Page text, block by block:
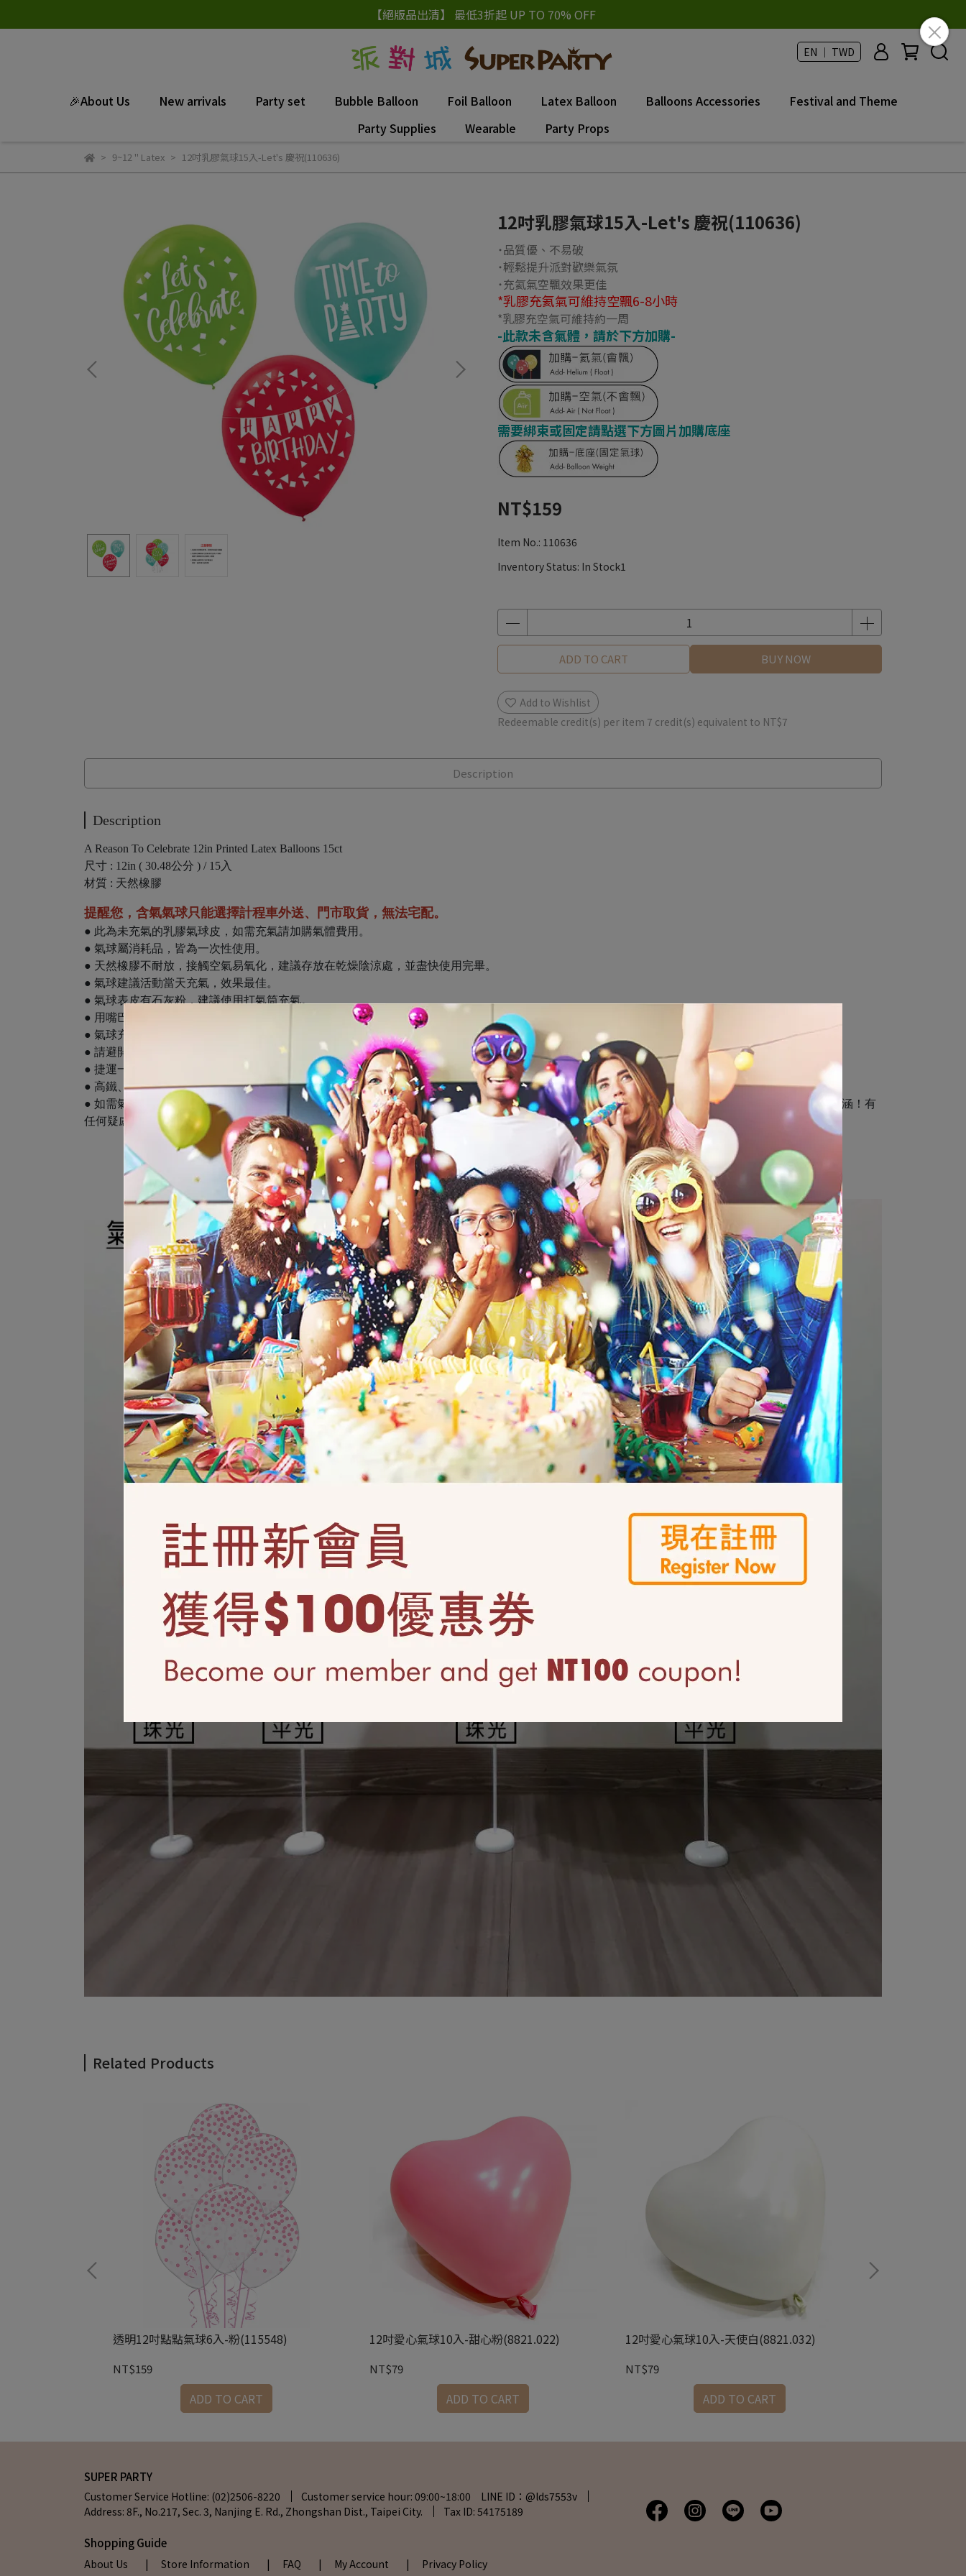
【絕版品出清】 最低3折起 UP TO 70% OFF
EN ｜ TWD
🎉About Us New arrivals Party set Bubble Balloon Foil Balloon Latex Balloon Balloons Accessories
Festival and Theme
Party Supplies
Wearable Party Props
9~12 " Latex 12吋乳膠氣球15入-Let's 慶祝(110636)
12吋乳膠氣球15入-Let's 慶祝(110636)
˙品質優、不易破
˙輕鬆提升派對歡樂氣氛
˙充氦氣空飄效果更佳
*乳膠充氦氣可維持空飄6-8小時
*乳膠充空氣可維持約一周
-此款未含氣體，請於下方加購-
需要綁束或固定請點選下方圖片加購底座
NT$159
Item No.: 110636
Inventory Status: In Stock1
ADD TO CART BUY NOW
Add to Wishlist
Redeemable credit(s) per item 7 credit(s) equivalent to NT$7
Description
Description
A Reason To Celebrate 12in Printed Latex Balloons 15ct
尺寸 : 12in ( 30.48公分 ) / 15入
材質 : 天然橡膠
提醒您，含氣氣球只能選擇計程車外送、門市取貨，無法宅配。
● 此為未充氣的乳膠氣球皮，如需充氣請加購氣體費用。
● 氣球屬消耗品，皆為一次性使用。
● 天然橡膠不耐放，接觸空氣易氧化，建議存放在乾燥陰涼處，並盡快使用完畢。
● 氣球建議活動當天充氣，效果最佳。
● 氣球表皮有石灰粉，建議使用打氣筒充氣。
● 用嘴巴吹、打氣筒充氣皆為空氣，無法使氣球空飄，空飄需填充氦氣。
● 氣球充氣後會熱漲冷縮，會因所處環境溫度改變狀態。
● 請避開易造成氣球破掉之因素，如太陽曝曬、密閉悶熱空間、高溫、雨淋、擠壓拍打、摩擦或有尖銳物品處等。
● 捷運一個人僅接受攜帶5顆氣球(每顆長寬50公分以內)。
● 高鐵、台鐵、飛機、雙層觀光巴士及輕軌禁止攜帶充氣氣球。
● 如需氣球外送，派對城為「代客叫計程車」。車資當日跳表計費，請於約定時間、地點取貨時支付給司機。若有車資、司機品行等個人問題，請多包涵！有
任何疑慮亦可自行叫車取貨。
Related Products
透明12吋點點氣球6入-粉(115548)
NT$159
ADD TO CART
12吋愛心氣球10入-甜心粉(8821.022)
NT$79
ADD TO CART
12吋愛心氣球10入-天使白(8821.032)
NT$79
ADD TO CART
SUPER PARTY
Customer Service Hotline: (02)2506-8220
Customer service hour: 09:00~18:00 LINE ID：@lds7553v
Address: 8F., No.217, Sec. 3, Nanjing E. Rd., Zhongshan Dist., Taipei City.
Tax ID: 54175189
Shopping Guide
About Us | Store Information | FAQ | My Account
| Privacy Policy